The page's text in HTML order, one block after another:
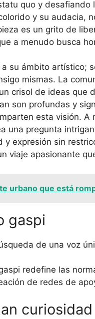
quo y desafiando
y su audacia,
es un grito de
a menudo busca
su ámbito artístico;
mismas. La
crisol de ideas que
son profundas y
esta visión. A
una pregunta
expresión sin
viaje apasionante
urbano que está
gaspi
de una voz
redefine las
de redes de
curiosidad